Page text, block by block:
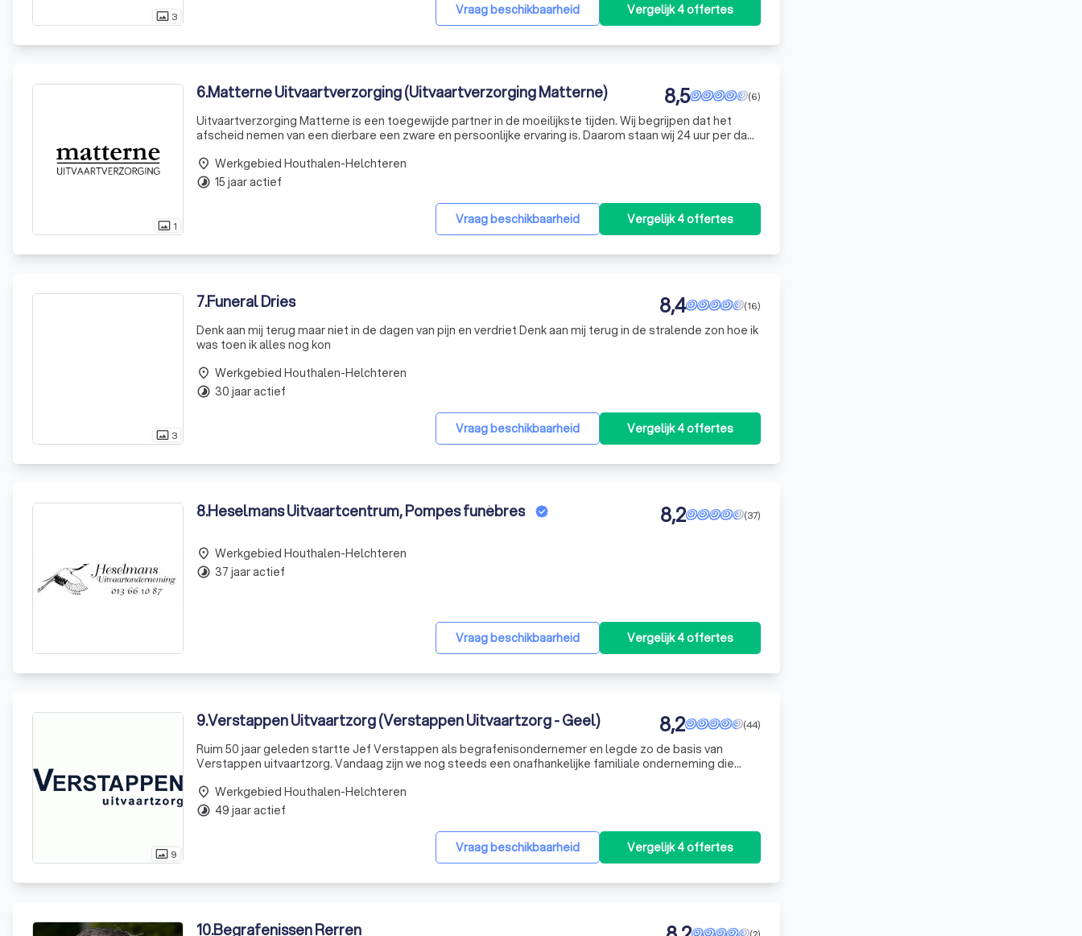
photo_size_select_actual 3 Vraag beschikbaarheid Vergelijk 4 offertes
photo_size_select_actual 1
6.Matterne Uitvaartverzorging (Uitvaartverzorging Matterne) (6)
8,5
Uitvaartverzorging Matterne is een toegewijde partner in de moeilijkste tijden. Wij begrijpen dat het
afscheid nemen van een dierbare een zware en persoonlijke ervaring is. Daarom staan wij 24 uur per dag
Vraag beschikbaarheid Vergelijk 4 offertes
place Werkgebied Houthalen-Helchteren
timelapse 15 jaar actief
photo_size_select_actual 3
7.Funeral Dries (16)
8,4
Denk aan mij terug maar niet in de dagen van pijn en verdriet Denk aan mij terug in de stralende zon hoe ik
was toen ik alles nog kon
Vraag beschikbaarheid Vergelijk 4 offertes
place Werkgebied Houthalen-Helchteren
timelapse 30 jaar actief
8.Heselmans Uitvaartcentrum, Pompes funèbres (37)
8,2
Vraag beschikbaarheid Vergelijk 4 offertes
place Werkgebied Houthalen-Helchteren
timelapse 37 jaar actief
photo_size_select_actual 9
9.Verstappen Uitvaartzorg (Verstappen Uitvaartzorg - Geel) (44)
8,2
Ruim 50 jaar geleden startte Jef Verstappen als begrafenisondernemer en legde zo de basis van
Verstappen uitvaartzorg. Vandaag zijn we nog steeds een onafhankelijke familiale onderneming die
geme
Vraag beschikbaarheid Vergelijk 4 offertes
place Werkgebied Houthalen-Helchteren
timelapse 49 jaar actief
10.Begrafenissen Rerren